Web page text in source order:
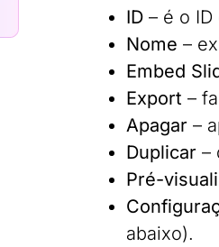
ID– é o ID
Nome –
Embed
Export –
Apagar –
Duplicar –
Pré-
abaixo).